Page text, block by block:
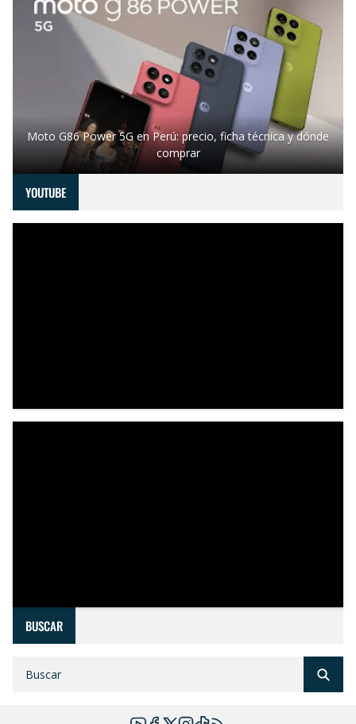
Moto G86 Power 5G en Perú: precio, ficha técnica y dónde
comprar
YOUTUBE
BUSCAR